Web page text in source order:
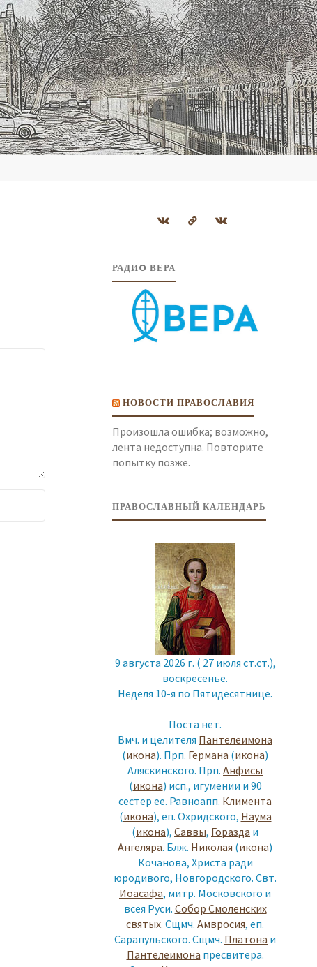
РАДИO ВЕРА
НОВОСТИ ПРАВОСЛАВИЯ
Произошла ошибка; возможно,
лента недоступна. Повторите
попытку позже.
ПРАВОСЛАВНЫЙ КАЛЕНДАРЬ
9 августа 2026 г. ( 27 июля ст.ст.),
воскресенье.
Неделя 10-я по Пятидесятнице.
Поста нет.
Вмч. и целителя Пантелеимона
(икона). Прп. Германа (икона)
Аляскинского. Прп. Анфисы
(икона) исп., игумении и 90
сестер ее. Равноапп. Климента
(икона), еп. Охридского, Наума
(икона), Саввы, Горазда и
Ангеляра. Блж. Николая (икона)
Кочанова, Христа ради
юродивого, Новгородского. Свт.
Иоасафа, митр. Московского и
всея Руси. Собор Смоленских
святых. Сщмч. Амвросия, еп.
Сарапульского. Сщмч. Платона и
Пантелеимона пресвитера.